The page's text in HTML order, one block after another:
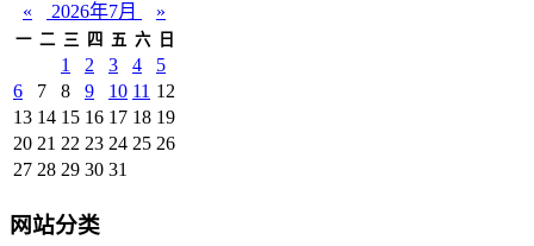
« 2026年7月 »
一 二 三 四 五 六 日
1 2 3 4
5
6
7 8 9 10 11 12
13 14 15 16 17 18 19
20 21 22 23 24 25 26
27 28 29 30 31
网站分类